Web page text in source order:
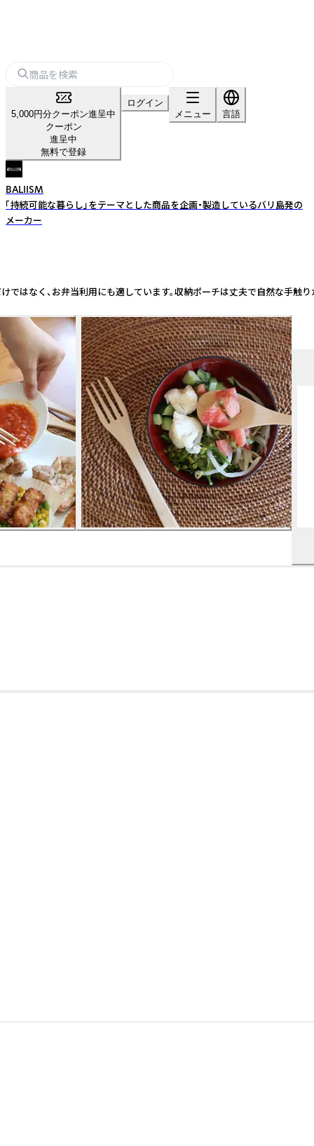
5,000円分クーポン進呈中
クーポン
進呈中
無料で登録
ログイン
メニュー
言語
BALIISM
「持続可能な暮らし」をテーマとした商品を企画・製造しているバリ島発の
メーカー
なく、お弁当利用にも適しています。​ 収納ポーチは丈夫で自然